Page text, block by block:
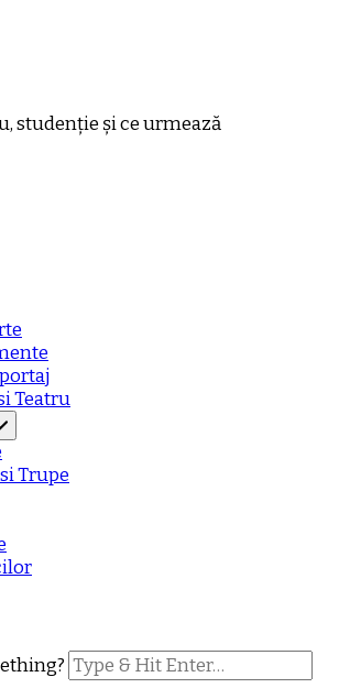
studenție și ce urmează
Teatru
Trupe